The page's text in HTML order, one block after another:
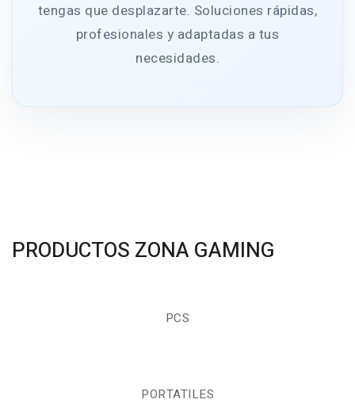
tengas que desplazarte. Soluciones rápidas,
profesionales y adaptadas a tus
necesidades.
PRODUCTOS ZONA GAMING
PCS
PORTATILES